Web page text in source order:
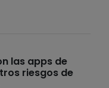
las apps de
riesgos de